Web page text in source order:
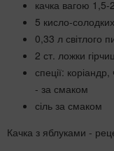
качка вагою 1,5-
5 кисло-
0,33 л світлого
2 ст. ложки
спеції:
- за смаком
сіль за смаком
Качка з яблуками -